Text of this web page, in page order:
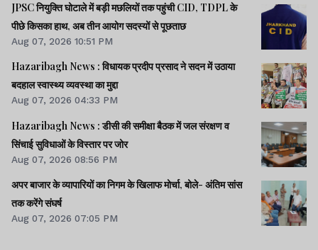
JPSC नियुक्ति घोटाले में बड़ी मछलियों तक पहुंची CID, TDPL के
पीछे किसका हाथ, अब तीन आयोग सदस्यों से पूछताछ
Aug 07, 2026 10:51 PM
Hazaribagh News : विधायक प्रदीप प्रसाद ने सदन में उठाया
बदहाल स्वास्थ्य व्यवस्था का मुद्दा
Aug 07, 2026 04:33 PM
Hazaribagh News : डीसी की समीक्षा बैठक में जल संरक्षण व
सिंचाई सुविधाओं के विस्तार पर जोर
Aug 07, 2026 08:56 PM
अपर बाजार के व्यापारियों का निगम के खिलाफ मोर्चा, बोले- अंतिम सांस
तक करेंगे संघर्ष
Aug 07, 2026 07:05 PM